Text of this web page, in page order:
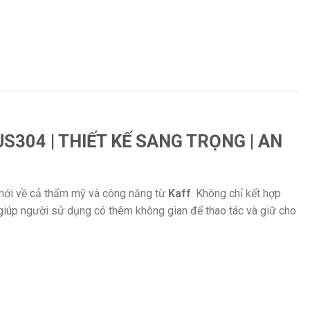
| THIẾT KẾ SANG TRỌNG | AN
về cả thẩm mỹ và công năng từ Kaff. Không chỉ kết hợp
người sử dụng có thêm không gian để thao tác và giữ cho